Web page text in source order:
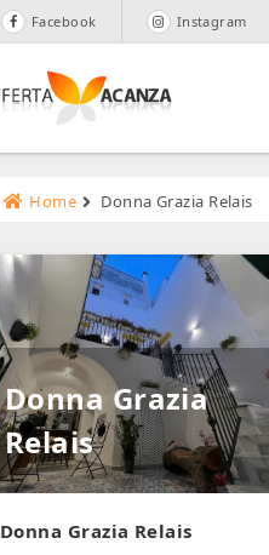
Facebook Instagram
Home Donna Grazia Relais
Donna Grazia
Relais
Donna Grazia Relais